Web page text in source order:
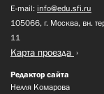
E-mail: info@edu.sfi.ru
105066, г. Москва, вн.
11
Карта проезда
Редактор сайта
Нелля Комарова